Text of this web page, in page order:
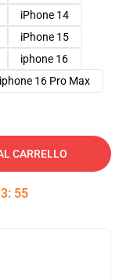
iPhone 14
iPhone 15
iphone 16
iphone 16 Pro Max
CARRELLO
: 54